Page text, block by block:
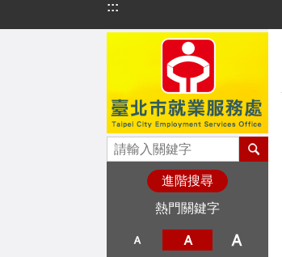
跳到主要內容區塊
:::
進階搜尋
熱門關鍵字